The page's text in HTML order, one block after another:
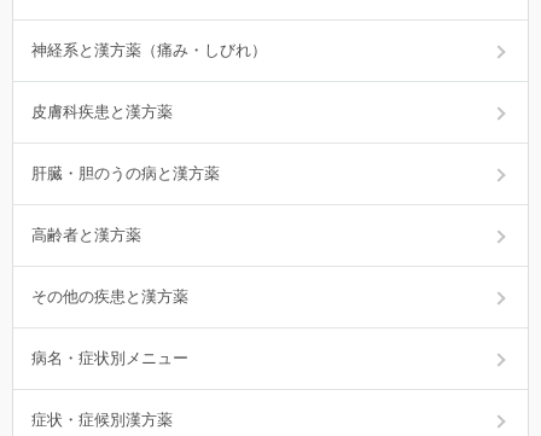
神経系と漢方薬（痛み・しびれ）
皮膚科疾患と漢方薬
肝臓・胆のうの病と漢方薬
高齢者と漢方薬
その他の疾患と漢方薬
病名・症状別メニュー
症状・症候別漢方薬